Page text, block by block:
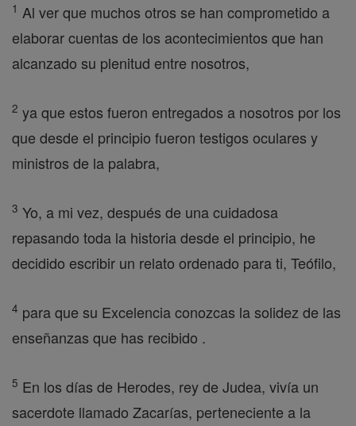
1 Al ver que muchos otros se han comprometido a
elaborar cuentas de los acontecimientos que han
alcanzado su plenitud entre nosotros,
2 ya que estos fueron entregados a nosotros por los
que desde el principio fueron testigos oculares y
ministros de la palabra,
3 Yo, a mi vez, después de una cuidadosa
repasando toda la historia desde el principio, he
decidido escribir un relato ordenado para ti, Teófilo,
4 para que su Excelencia conozcas la solidez de las
enseñanzas que has recibido .
5 En los días de Herodes, rey de Judea, vivía un
sacerdote llamado Zacarías, perteneciente a la